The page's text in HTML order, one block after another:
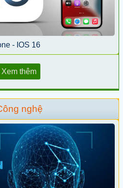
- IOS 16
Xem thêm
nghệ